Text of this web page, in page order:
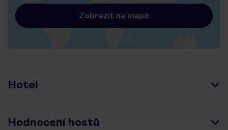
Zobrazit na mapě
Hotel
Hodnocení hostů